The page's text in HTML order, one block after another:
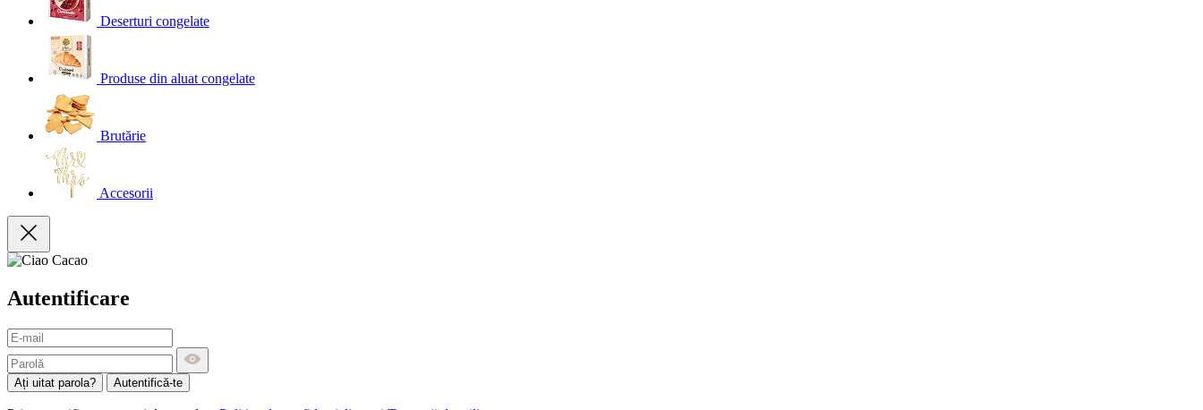
Deserturi congelate
Produse din aluat congelate
Brutărie
Accesorii
Autentificare
Ați uitat parola? Autentifică-te